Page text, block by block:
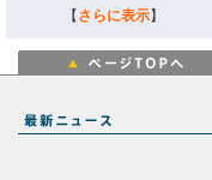
【 さらに表示】